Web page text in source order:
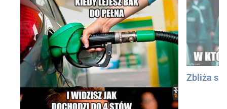
Zbliża się